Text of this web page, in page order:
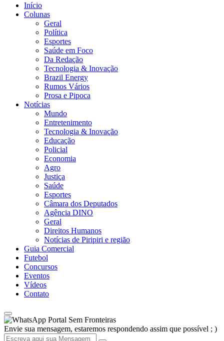
Início
Colunas
Geral
Política
Esportes
Saúde em Foco
Da Redação
Tecnologia & Inovação
Brazil Energy
Rumos Vários
Prosa e Pipoca
Notícias
Mundo
Entretenimento
Tecnologia & Inovação
Educação
Policial
Economia
Agro
Justiça
Saúde
Esportes
Câmara dos Deputados
Agência DINO
Geral
Direitos Humanos
Notícias de Piripiri e região
Guia Comercial
Futebol
Concursos
Eventos
Vídeos
Contato
Portal Sem Fronteiras
Envie sua mensagem, estaremos respondendo assim que possível ; )